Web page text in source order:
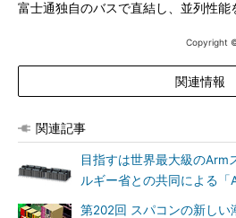
富士通独自のバスで直結し、並列性能
Copyright
関連情報
関連記事
目指すは世界最大級の
ルギー省との共同による
第202回 スパコンの新しい